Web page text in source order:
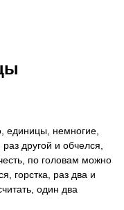
единицы, немногие,
другой и обчелся,
по головам можно
горстка, раз два и
один два